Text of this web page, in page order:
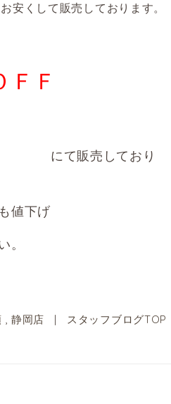
安くして販売しております。
ＦＦ
売しており
値下げ
。
, 静岡店 | スタッフブログTOP